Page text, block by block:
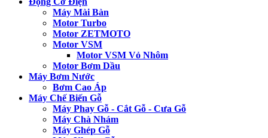
Máy Mài Bàn
Motor Turbo
Motor ZETMOTO
Motor VSM
Motor VSM Vỏ Nhôm
Motor Bơm Dầu
Máy Bơm Nước
Bơm Cao Áp
Máy Chế Biến Gỗ
Máy Phay Gỗ - Cắt Gỗ - Cưa Gỗ
Máy Chà Nhám
Máy Ghép Gỗ